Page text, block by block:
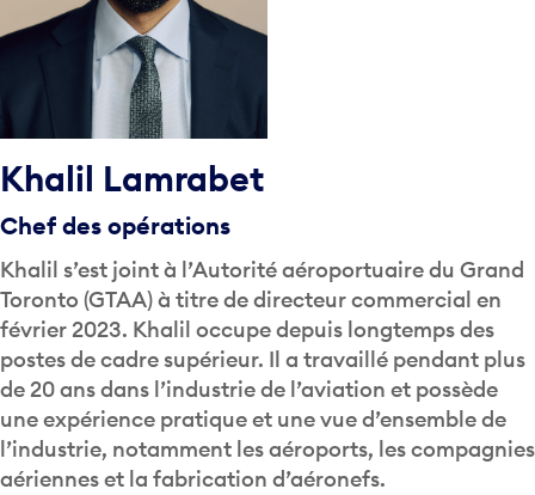
Khalil Lamrabet
Chef des opérations
Khalil s’est joint à l’Autorité aéroportuaire du Grand
Toronto (GTAA) à titre de directeur commercial en
février 2023. Khalil occupe depuis longtemps des
postes de cadre supérieur. Il a travaillé pendant plus
de 20 ans dans l’industrie de l’aviation et possède
une expérience pratique et une vue d’ensemble de
l’industrie, notamment les aéroports, les compagnies
aériennes et la fabrication d’aéronefs.